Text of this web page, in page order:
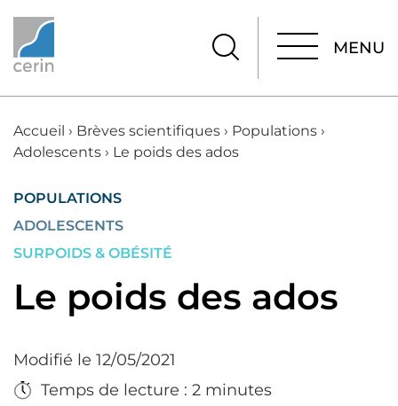
MENU
Accueil › Brèves scientifiques › Populations ›
Adolescents › Le poids des ados
POPULATIONS
ADOLESCENTS
SURPOIDS & OBÉSITÉ
Le poids des ados
Modifié le 12/05/2021
Temps de lecture : 2 minutes